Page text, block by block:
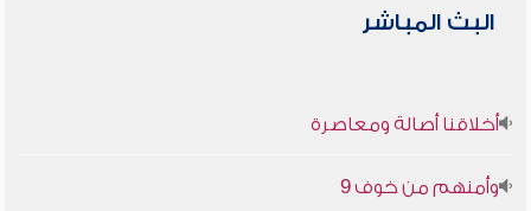
البث المباشر
أخلاقنا أصالة ومعاصرة
وأمنهم من خوف 9